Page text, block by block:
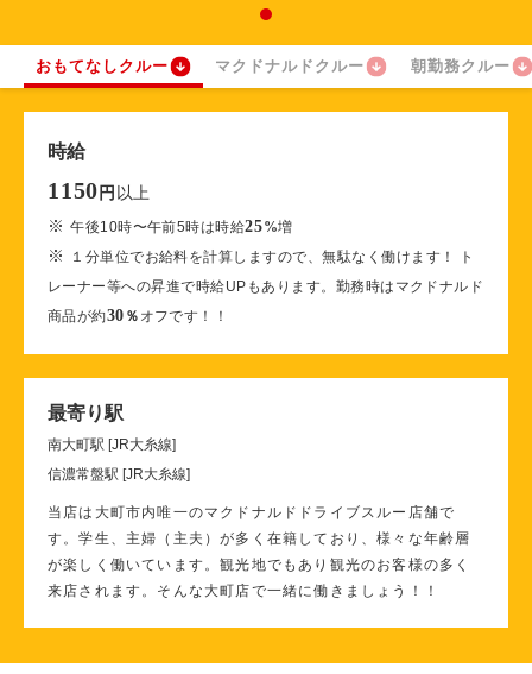
おもてなしクルー マクドナルドクルー 朝勤務クルー
時給
1150 円 以上
※午後10時〜午前5時は時給25%増
※
１分単位でお給料を計算しますので、無駄なく働けます！ ト
レーナー等への昇進で時給UPもあります。勤務時はマクドナルド
商品が約30 ％ オフです！！
最寄り駅
南大町駅 [JR大糸線]
信濃常盤駅 [JR大糸線]
当店は大町市内唯一のマクドナルドドライブスルー店舗で
す。学生、主婦（主夫）が多く在籍しており、様々な年齢層
が楽しく働いています。観光地でもあり観光のお客様の多く
来店されます。そんな大町店で一緒に働きましょう！！